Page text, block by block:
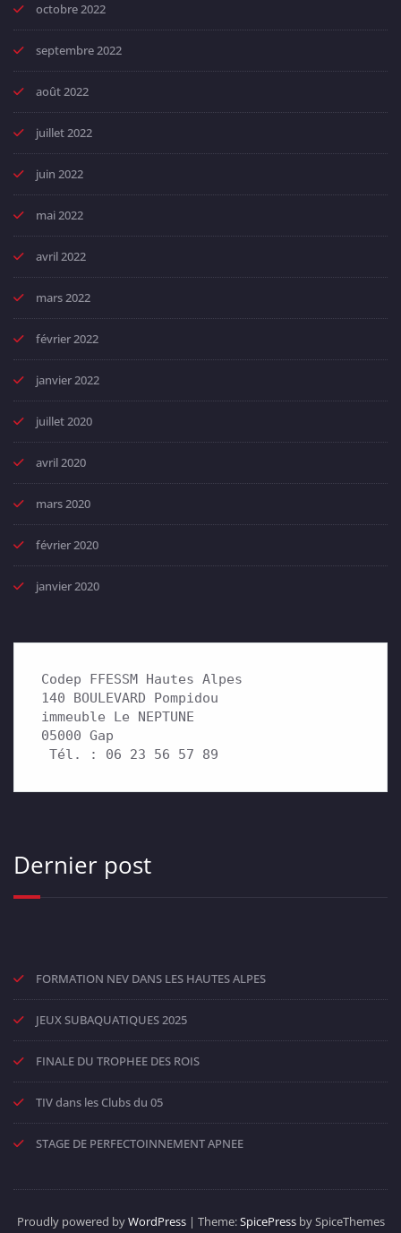
octobre 2022
septembre 2022
août 2022
juillet 2022
juin 2022
mai 2022
avril 2022
mars 2022
février 2022
janvier 2022
juillet 2020
avril 2020
mars 2020
février 2020
janvier 2020
Codep FFESSM Hautes Alpes
140 BOULEVARD Pompidou
immeuble Le NEPTUNE
05000 Gap
Tél. : 06 23 56 57 89
Dernier post
FORMATION NEV DANS LES HAUTES ALPES
JEUX SUBAQUATIQUES 2025
FINALE DU TROPHEE DES ROIS
TIV dans les Clubs du 05
STAGE DE PERFECTOINNEMENT APNEE
Proudly powered byWordPress| Theme:SpicePressby SpiceThemes